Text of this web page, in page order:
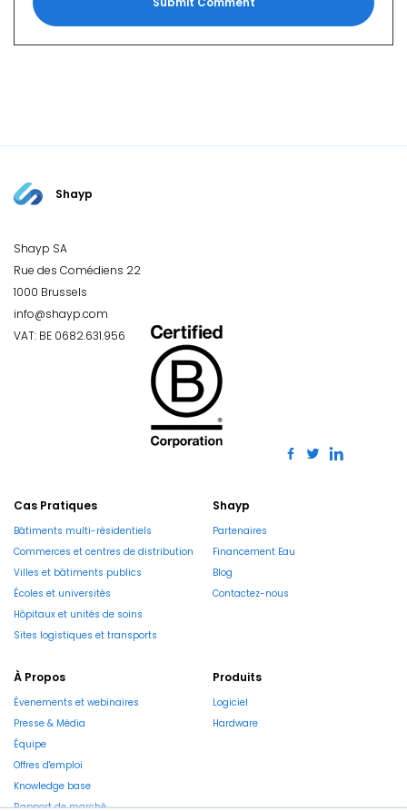
Shayp
Shayp SA
Rue des Comédiens 22
1000 Brussels
info@shayp.com
VAT: BE 0682.631.956
Cas Pratiques
Bâtiments multi-résidentiels
Commerces et centres de distribution
Villes et bâtiments publics
Écoles et universités
Hôpitaux et unités de soins
Sites logistiques et transports
Shayp
Partenaires
Financement Eau
Blog
Contactez-nous
À Propos
Évenements et webinaires
Presse & Média
Équipe
Offres d'emploi
Knowledge base
Rapport de marché
Produits
Logiciel
Hardware